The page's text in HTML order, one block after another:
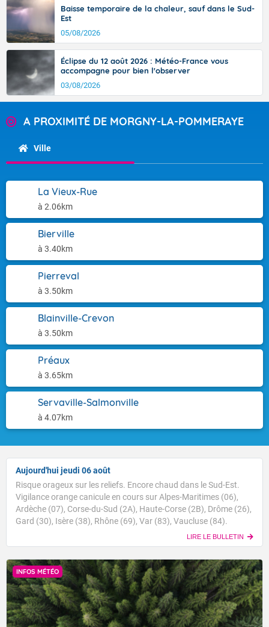
Baisse temporaire de la chaleur, sauf dans le Sud-
Est
05/08/2026
Éclipse du 12 août 2026 : Météo-France vous
accompagne pour bien l'observer
03/08/2026
A PROXIMITÉ DE MORGNY-LA-POMMERAYE
Ville
La Vieux-Rue
à 2.06km
Bierville
à 3.40km
Pierreval
à 3.50km
Blainville-Crevon
à 3.50km
Préaux
à 3.65km
Servaville-Salmonville
à 4.07km
Aujourd'hui jeudi 06 août
Risque orageux sur les reliefs. Encore chaud dans le Sud-Est.
Vigilance orange canicule en cours sur Alpes-Maritimes (06),
Ardèche (07), Corse-du-Sud (2A), Haute-Corse (2B), Drôme (26),
Gard (30), Isère (38), Rhône (69), Var (83), Vaucluse (84).
LIRE LE BULLETIN
INFOS MÉTÉO